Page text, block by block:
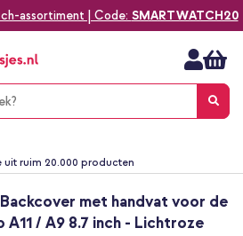
assortiment | Code: SMARTWATCH20
uit ruim 20.000 producten
met handvat voor de
A11 / A9 8.7 inch - Lichtroze